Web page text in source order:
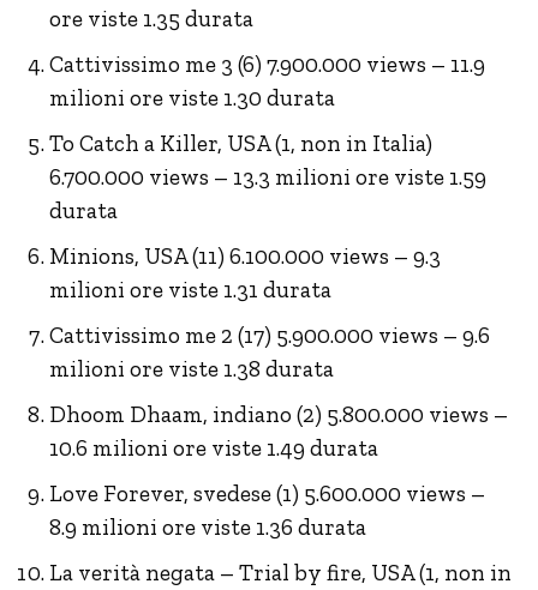
ore viste 1.35 durata
Cattivissimo me 3 (6) 7.900.000 views – 11.9
milioni ore viste 1.30 durata
To Catch a Killer, USA (1, non in Italia)
6.700.000 views – 13.3 milioni ore viste 1.59
durata
Minions, USA (11) 6.100.000 views – 9.3
milioni ore viste 1.31 durata
Cattivissimo me 2 (17) 5.900.000 views – 9.6
milioni ore viste 1.38 durata
Dhoom Dhaam, indiano (2) 5.800.000 views –
10.6 milioni ore viste 1.49 durata
Love Forever, svedese (1) 5.600.000 views –
8.9 milioni ore viste 1.36 durata
La verità negata – Trial by fire, USA (1, non in